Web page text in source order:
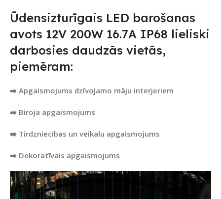
Ūdensizturīgais LED barošanas
avots 12V 200W 16.7A IP68 lieliski
darbosies daudzās vietās,
piemēram:
➡️ Apgaismojums dzīvojamo māju interjeriem
➡️ Biroja apgaismojums
➡️ Tirdzniecības un veikalu apgaismojums
➡️ Dekoratīvais apgaismojums